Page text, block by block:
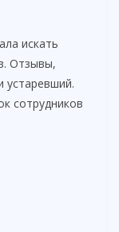
искать
Отзывы,
устаревший.
сотрудников